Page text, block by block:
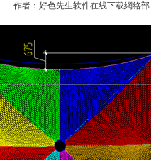
作者：好色先生软件在线下载網絡部